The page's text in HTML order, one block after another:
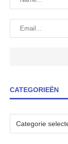
CATEGORIEËN